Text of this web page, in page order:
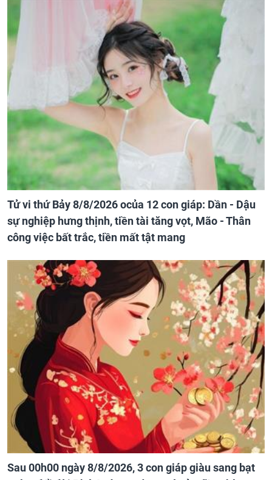
Tử vi thứ Bảy 8/8/2026 ocủa 12 con giáp: Dần - Dậu
sự nghiệp hưng thịnh, tiền tài tăng vọt, Mão - Thân
công việc bất trắc, tiền mất tật mang
Sau 00h00 ngày 8/8/2026, 3 con giáp giàu sang bạt